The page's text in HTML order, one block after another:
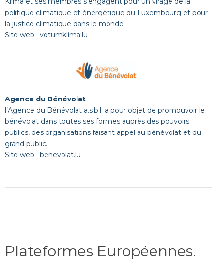
politique climatique et énergétique du Luxembourg et pour
la justice climatique dans le monde.
Site web : votumklima.lu
Agence du Bénévolat
l’Agence du Bénévolat a.s.b.l. a pour objet de promouvoir le
bénévolat dans toutes ses formes auprès des pouvoirs
publics, des organisations faisant appel au bénévolat et du
grand public.
Site web : benevolat.lu
Plateformes Européennes.